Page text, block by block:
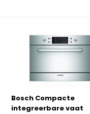
Bosch Compacte
integreerbare vaat